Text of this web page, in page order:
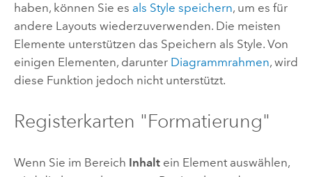
haben, können Sie es als Style speichern, um es für
andere Layouts wiederzuverwenden. Die meisten
Elemente unterstützen das Speichern als Style. Von
einigen Elementen, darunter Diagrammrahmen, wird
diese Funktion jedoch nicht unterstützt.
Registerkarten "Formatierung"
Wenn Sie im Bereich Inhaltein Element auswählen,